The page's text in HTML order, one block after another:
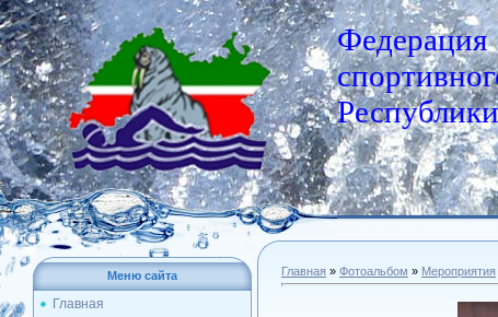
Федерация
Меню сайта
Главная
Главная » Фотоальбом » Мероприятия